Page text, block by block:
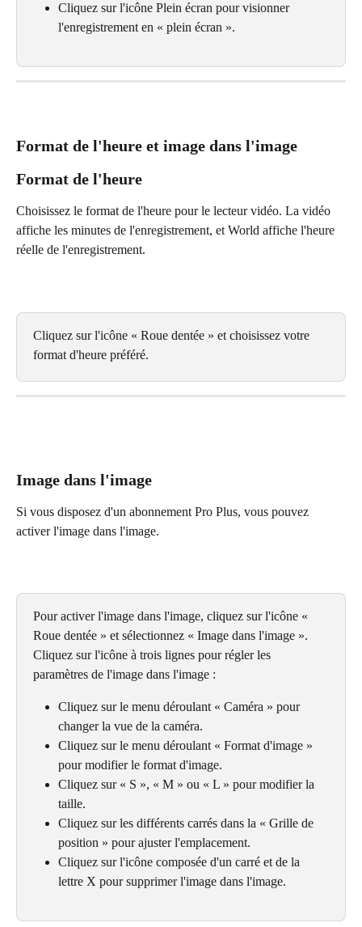
Cliquez sur l'icône Plein écran pour visionner
l'enregistrement en « plein écran ».
Format de l'heure et image dans l'image
Format de l'heure
Choisissez le format de l'heure pour le lecteur vidéo. La vidéo
affiche les minutes de l'enregistrement, et World affiche l'heure
réelle de l'enregistrement.
Cliquez sur l'icône « Roue dentée » et choisissez votre
format d'heure préféré.
Image dans l'image
Si vous disposez d'un abonnement Pro Plus, vous pouvez
activer l'image dans l'image.
Pour activer l'image dans l'image, cliquez sur l'icône «
Roue dentée » et sélectionnez « Image dans l'image ».
Cliquez sur l'icône à trois lignes pour régler les
paramètres de l'image dans l'image :
Cliquez sur le menu déroulant « Caméra » pour
changer la vue de la caméra.
Cliquez sur le menu déroulant « Format d'image »
pour modifier le format d'image.
Cliquez sur « S », « M » ou « L » pour modifier la
taille.
Cliquez sur les différents carrés dans la « Grille de
position » pour ajuster l'emplacement.
Cliquez sur l'icône composée d'un carré et de la
lettre X pour supprimer l'image dans l'image.